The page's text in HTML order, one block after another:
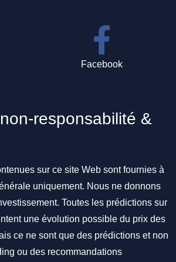
Facebook
responsabilité &
sur ce site Web sont fournies à
uniquement. Nous ne donnons
Toutes les prédictions sur
une évolution possible du prix des
ce ne sont que des prédictions et non
ou des recommandations